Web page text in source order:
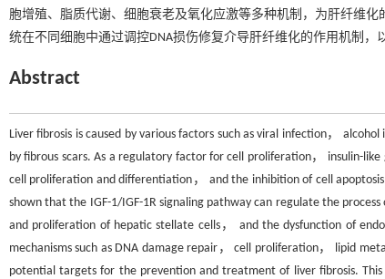
胞增殖、脂质代谢、细胞衰老及氧化应激等多种机制，为肝纤维化
统在不同细胞中通过调控DNA损伤修复介导肝纤维化的作用机制，
Abstract
Liver fibrosis is caused by various factors such as viral infection，
by fibrous scars. As a regulatory factor for cell proliferation， insulin-
cell proliferation and differentiation， and the inhibition of cell
shown that the IGF-1/IGF-1R signaling pathway can regulate the
and proliferation of hepatic stellate cells， and the dysfunction of
mechanisms such as DNA damage repair， cell proliferation， lipid
potential targets for the prevention and treatment of liver fibrosis.